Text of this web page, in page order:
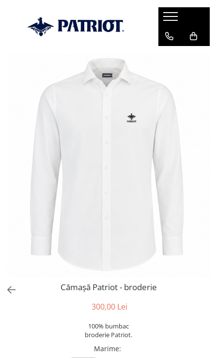
Cămașă Patriot - broderie
300,00 Lei
100% bumbac
broderie Patriot.
Marime: